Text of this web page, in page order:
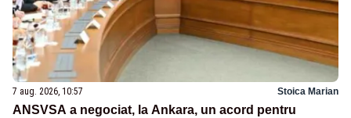
7 aug. 2026, 10:57 Stoica Marian
ANSVSA a negociat, la Ankara, un acord pentru